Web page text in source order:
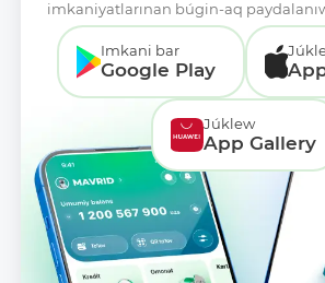
imkaniyatlarınan búgin-aq
Imkani bar
Google Play
Júklew
App Gallery